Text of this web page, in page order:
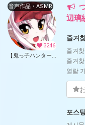
3246
音声作品・ASMR
【鬼っ子ハンターついなちゃん】（CV：門脇舞以）プロジェクト！ (ついなちゃん【CV：門脇舞以・原作：大辺璃紗季】)
辺璃
즐겨
즐겨
즐겨
열람
포스